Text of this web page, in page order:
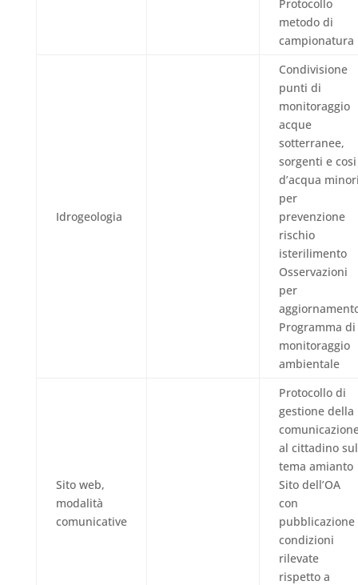
Protocollo
metodo di
campionatura
Idrogeologia
Condivisione
punti di
monitoraggio
acque
sotterranee,
sorgenti e cosi
d’acqua
per
prevenzione
rischio
isterilimento
Osservazioni
per
Programma di
monitoraggio
ambientale
Sito web,
modalità
comunicative
Protocollo di
gestione della
al cittadino sul
tema amianto
Sito dell’OA
con
pubblicazione
condizioni
rilevate
rispetto a